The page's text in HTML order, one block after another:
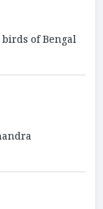
birds of Bengal